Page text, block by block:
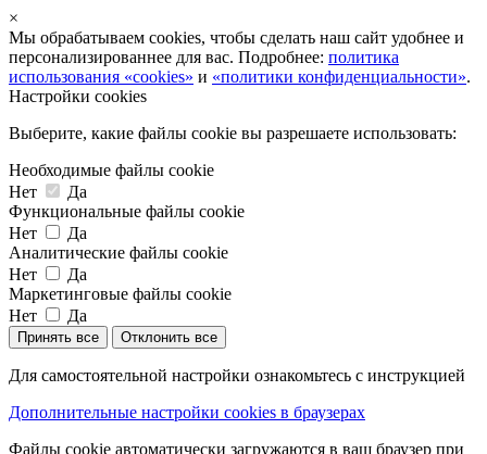
×
Мы обрабатываем cookies, чтобы сделать наш сайт удобнее и
персонализированнее для вас. Подробнее: политика
использования «cookies» и «политики конфиденциальности».
Настройки cookies
Выберите, какие файлы cookie вы разрешаете использовать:
Необходимые файлы cookie
Нет
Да
Функциональные файлы cookie
Нет
Да
Аналитические файлы cookie
Нет
Да
Маркетинговые файлы cookie
Нет
Да
Принять все Отклонить все
Для самостоятельной настройки ознакомьтесь с инструкцией
Дополнительные настройки cookies в браузерах
Файлы cookie автоматически загружаются в ваш браузер при